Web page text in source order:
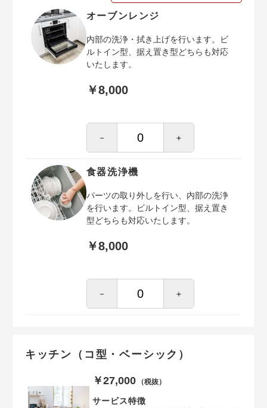
オーブンレンジ
内部の洗浄・拭き上げを行います。ビ
ルトイン型、据え置き型どちらも対応
いたします。
￥8,000
－ ＋
食器洗浄機
パーツの取り外しを行い、内部の洗浄
を行います。ビルトイン型、据え置き
型どちらも対応いたします。
￥8,000
－ ＋
キッチン（コ型・ベーシック）
￥27,000 （税抜）
サービス特徴